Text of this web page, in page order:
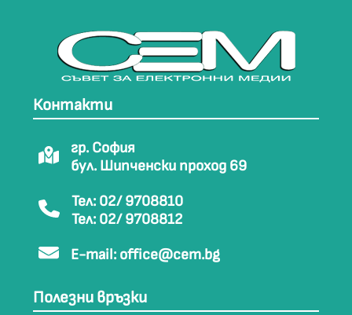
Контакти
гр. София
бул. Шипченски проход 69
Тел: 02/ 9708810
Тел: 02/ 9708812
E-mail: office@cem.bg
Полезни връзки